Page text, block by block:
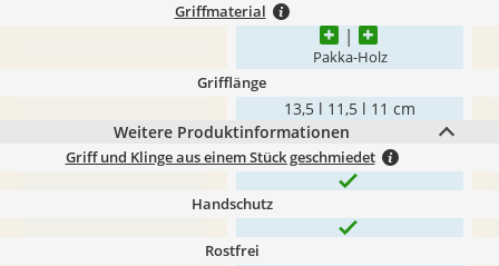
Griffmaterial
Pakka-Holz
Grifflänge
13,5 l 11,5 l 11 cm
Weitere Produktinformationen
Griff und Klinge aus einem Stück geschmiedet
Handschutz
Rostfrei